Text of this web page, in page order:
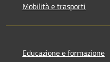
Mobilità e trasporti
Educazione e formazione